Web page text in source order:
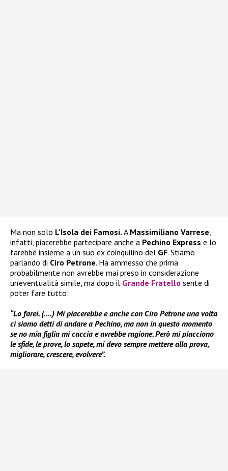
Ma non solo L’Isola dei Famosi. A Massimiliano Varrese,
infatti, piacerebbe partecipare anche a Pechino Express e lo
farebbe insieme a un suo ex coinquilino del GF. Stiamo
parlando di Ciro Petrone. Ha ammesso che prima
probabilmente non avrebbe mai preso in considerazione
un’eventualità simile, ma dopo il Grande Fratello sente di
poter fare tutto:
“Lo farei. (….) Mi piacerebbe e anche con Ciro Petrone una volta
ci siamo detti di andare a Pechino, ma non in questo momento
se no mia figlia mi caccia e avrebbe ragione. Però mi piacciono
le sfide, le prove, lo sapete, mi devo sempre mettere alla prova,
migliorare, crescere, evolvere”.